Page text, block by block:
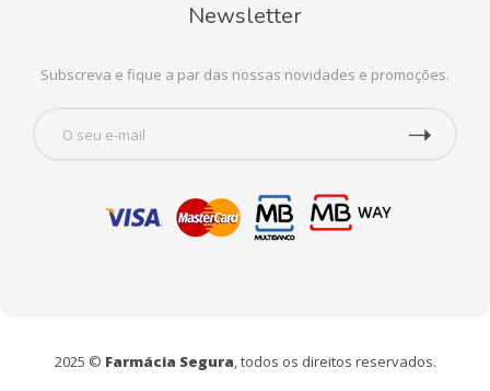
Newsletter
Subscreva e fique a par das nossas novidades e promoções.
2025 © Farmácia Segura, todos os direitos reservados.